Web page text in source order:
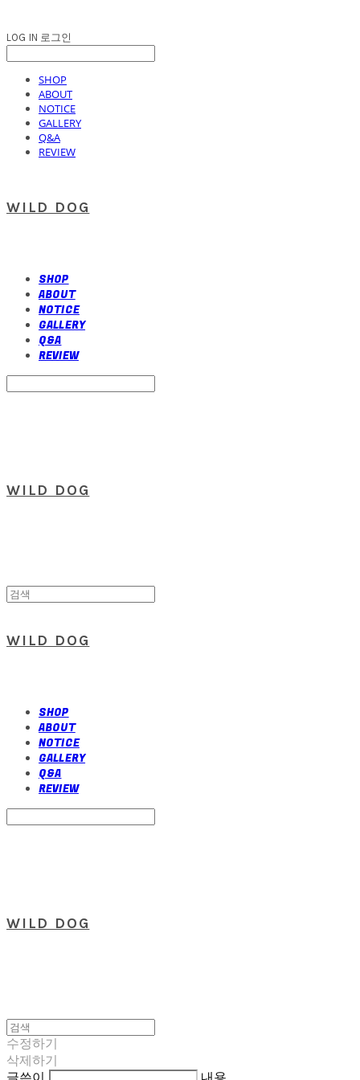
LOG IN 로그인
SHOP
ABOUT
NOTICE
GALLERY
Q&A
REVIEW
WILD DOG
SHOP
ABOUT
NOTICE
GALLERY
Q&A
REVIEW
WILD DOG
WILD DOG
SHOP
ABOUT
NOTICE
GALLERY
Q&A
REVIEW
WILD DOG
수정하기
삭제하기